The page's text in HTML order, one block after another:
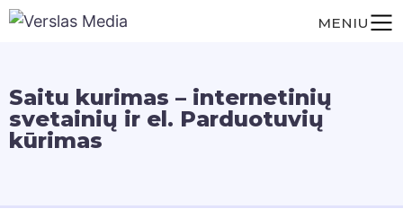
MENIU
Saitu kurimas – internetinių
svetainių ir el. Parduotuvių
kūrimas